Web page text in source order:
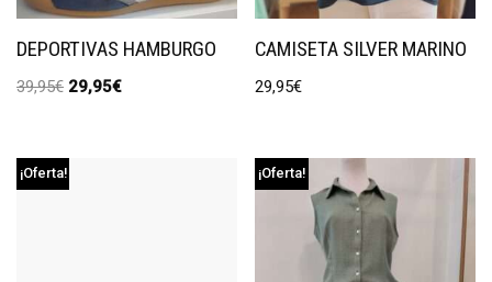
DEPORTIVAS HAMBURGO
39,95€ 29,95€
CAMISETA SILVER MARINO
29,95€
¡Oferta! ¡Oferta!